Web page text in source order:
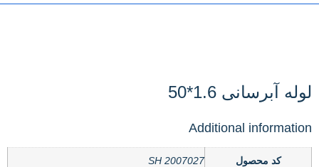
لوله آبرسانی 1.6*50
Additional information
کد محصول SH 2007027